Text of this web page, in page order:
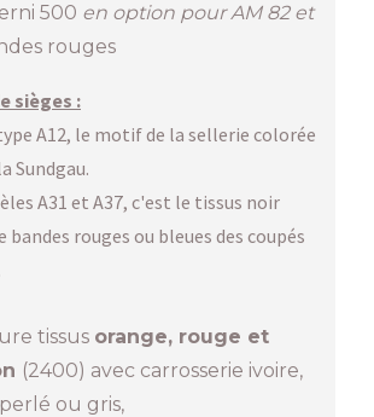
500 en option pour AM 82 et
rouges
sièges :
A12, le motif de la sellerie colorée
Sundgau.
A31 et A37, c'est le tissus noir
bandes rouges ou bleues des coupés
tissus orange, rouge et
(2400) avec carrosserie ivoire,
ou gris,